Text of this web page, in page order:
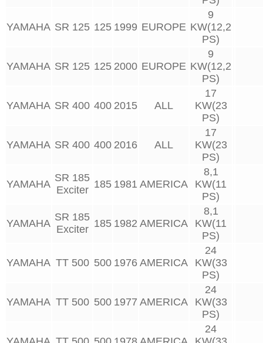
YAMAHA SR 125 125 1999 EUROPE
9
KW(12,2
PS)
YAMAHA SR 125 125 2000 EUROPE
9
KW(12,2
PS)
YAMAHA SR 400 400 2015 ALL
17
KW(23
PS)
YAMAHA SR 400 400 2016 ALL
17
KW(23
PS)
YAMAHA
SR 185
Exciter 185 1981 AMERICA
8,1
KW(11
PS)
YAMAHA
SR 185
Exciter 185 1982 AMERICA
8,1
KW(11
PS)
YAMAHA TT 500 500 1976 AMERICA
24
KW(33
PS)
YAMAHA TT 500 500 1977 AMERICA
24
KW(33
PS)
24